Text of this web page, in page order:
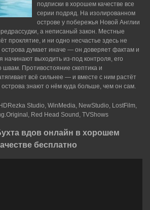
подписки в хорошем качестве все
серии подряд. На изолированном
острове у побережья Новой Англии
а неписаный закон. Местные
проклятие, и ни одно несчастье здесь не
думает иначе — он доверяет фактам и
начинают выходить из-под контроля, его
Противостояние скептика и
всё сильнее — и вместе с ним растёт
знают о нём куда больше, чем он сам.
HDRezka Studio, WinMedia, NewStudio, LostFilm,
Red Head Sound, TVShows
вдов онлайн в хорошем
бесплатно